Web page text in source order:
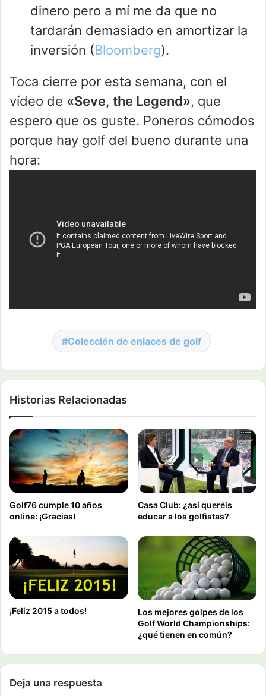
dinero pero a mí me da que no
tardarán demasiado en amortizar la
inversión (Bloomberg).
Toca cierre por esta semana, con el
vídeo de «Seve, the Legend», que
espero que os guste. Poneros cómodos
porque hay golf del bueno durante una
hora:
Colección de enlaces de golf
Historias Relacionadas
Golf76 cumple 10 años
online: ¡Gracias!
Casa Club: ¿así queréis
educar a los golfistas?
¡Feliz 2015 a todos!
Los mejores golpes de los
Golf World Championships:
¿qué tienen en común?
Deja una respuesta